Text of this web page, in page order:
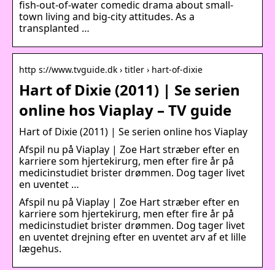
fish-out-of-water comedic drama about small-
town living and big-city attitudes. As a
transplanted …
http s://www.tvguide.dk › titler › hart-of-dixie
Hart of Dixie (2011) | Se serien
online hos Viaplay – TV guide
Hart of Dixie (2011) | Se serien online hos Viaplay
Afspil nu på Viaplay | Zoe Hart stræber efter en
karriere som hjertekirurg, men efter fire år på
medicinstudiet brister drømmen. Dog tager livet
en uventet …
Afspil nu på Viaplay | Zoe Hart stræber efter en
karriere som hjertekirurg, men efter fire år på
medicinstudiet brister drømmen. Dog tager livet
en uventet drejning efter en uventet arv af et lille
lægehus.